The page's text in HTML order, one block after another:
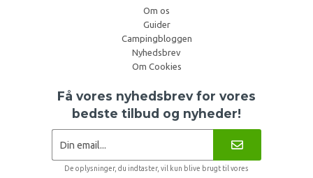
Om os
Guider
Campingbloggen
Nyhedsbrev
Om Cookies
Få vores nyhedsbrev for vores
bedste tilbud og nyheder!
De oplysninger, du indtaster, vil kun blive brugt til vores